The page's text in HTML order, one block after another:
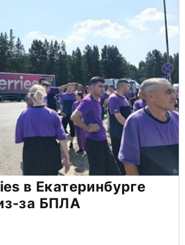
в Екатеринбурге
за БПЛА